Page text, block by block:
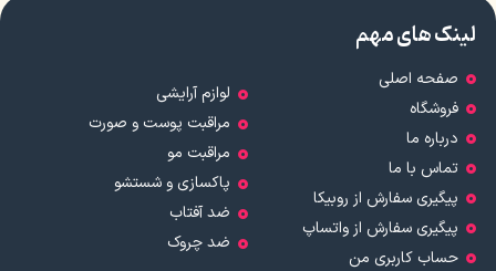
لینک های مهم
صفحه اصلی
فروشگاه
درباره ما
تماس با ما
پیگیری سفارش از روبیکا
پیگیری سفارش از واتساپ
حساب کاربری من
لوازم آرایشی
مراقبت پوست و صورت
مراقبت مو
پاکسازی و شستشو
ضد آفتاب
ضد چروک